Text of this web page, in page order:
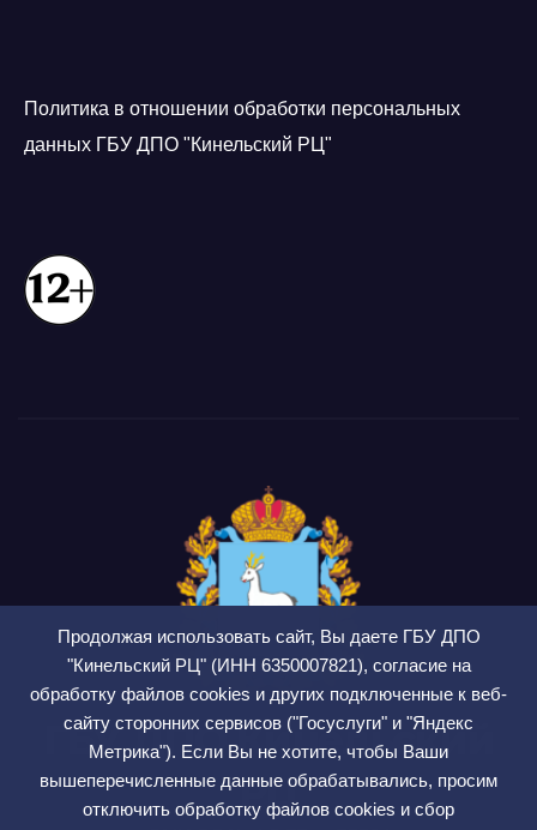
Продолжая использовать сайт, Вы даете ГБУ ДПО
"Кинельский РЦ" (ИНН 6350007821), согласие на
обработку файлов cookies и других подключенные к веб-
сайту сторонних сервисов ("Госуслуги" и "Яндекс
Метрика"). Если Вы не хотите, чтобы Ваши
вышеперечисленные данные обрабатывались, просим
отключить обработку файлов cookies и сбор
Политика в отношении обработки персональных
данных ГБУ ДПО "Кинельский РЦ"
ГБУ ДПО Кинельский
РЦ